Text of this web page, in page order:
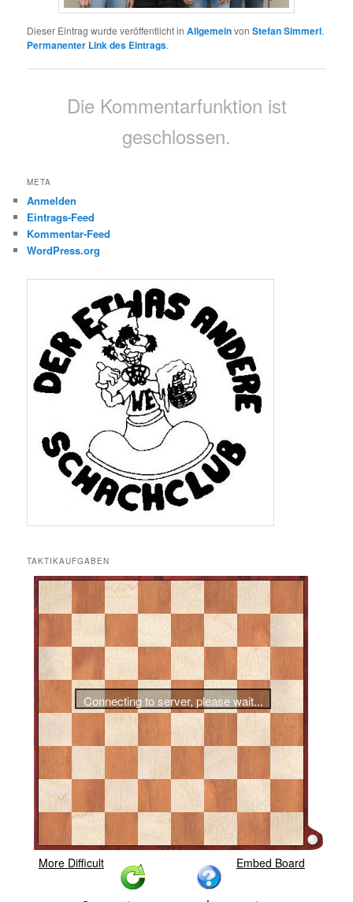
Dieser Eintrag wurde veröffentlicht inAllgemeinvonStefan Simmerl.
Permanenter Link des Eintrags.
Die Kommentarfunktion ist
geschlossen.
META
Anmelden
Eintrags-Feed
Kommentar-Feed
WordPress.org
TAKTIKAUFGABEN